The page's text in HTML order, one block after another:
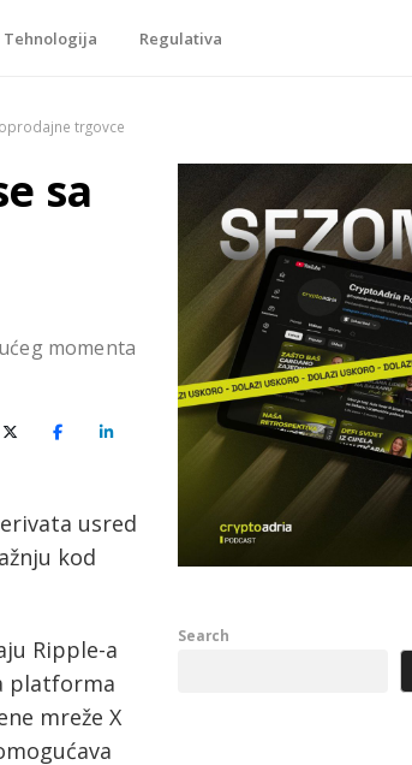
Tehnologija Regulativa
trgovce
sa
momenta
X (Twitter)FacebookLinkedIn
usred
kod
Ripple-a
platforma
mreže X
Search